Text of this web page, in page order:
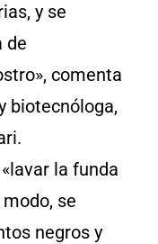
y se
de
comenta
biotecnóloga,
la funda
se
negros y